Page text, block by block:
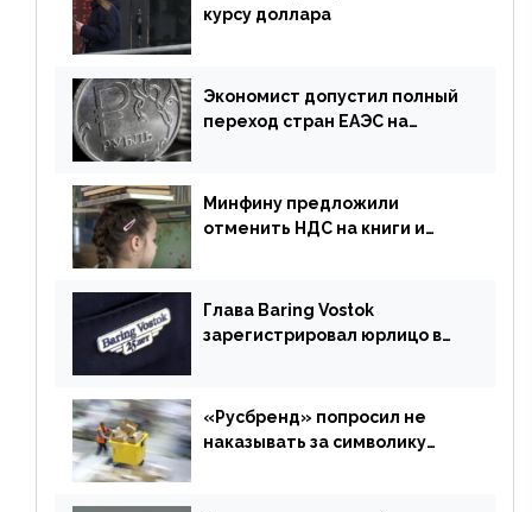
курсу доллара
Экономист допустил полный
переход стран ЕАЭС на
Минфину предложили
отменить НДС на книги и
Глава Baring Vostok
зарегистрировал юрлицо в
«Русбренд» попросил не
наказывать за символику